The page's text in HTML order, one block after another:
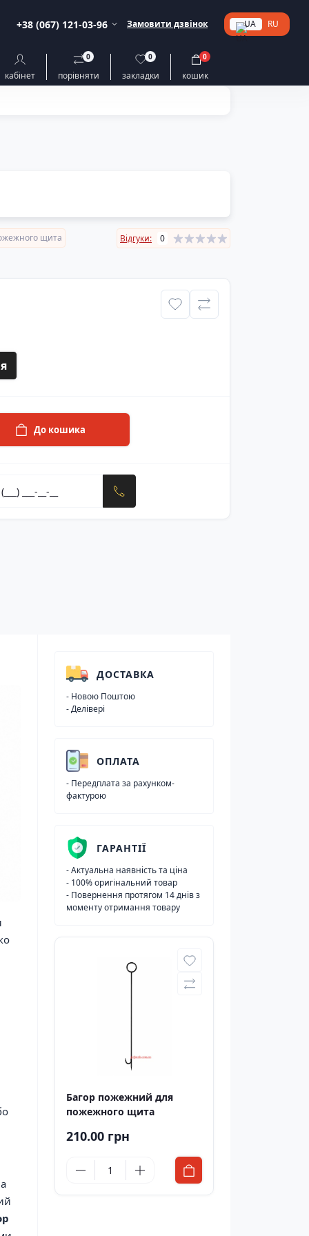
+38 (067) 121-03-96 Замовити дзвінок UA RU
кабінет порівняти
0
закладки
0
кошик
0
щита
Відгуки: 0
До кошика
ДОСТАВКА
- Новою Поштою
- Делівері
ОПЛАТА
- Передплата за рахунком-
фактурою
ГАРАНТІЇ
- Актуальна наявність та ціна
- 100% оригінальний товар
- Повернення протягом 14 днів з
моменту отримання товару
Багор пожежний для
пожежного щита
210.00 грн